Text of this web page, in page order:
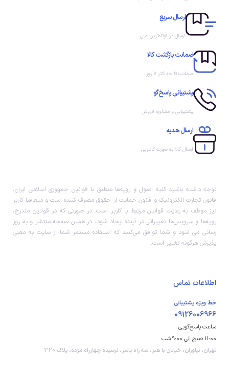
ارسال سریع
ارسال در کوتاه‌ترین زمان
ضمانت بازگشت کالا
ضمانت تا حداکثر ۷ روز
پشتیبانی پاسخ‌گو
پشتیبانی و مشاوره فروش
ارسال هدیه
ارسال کالا به صورت کادویی
توجه داشته باشید کلیه اصول و رویه‏‌ها منطبق با قوانین جمهوری اسلامی ایران،
قانون تجارت الکترونیک و قانون حمایت از حقوق مصرف کننده است و متعاقبا کاربر
نیز موظف به رعایت قوانین مرتبط با کاربر است. در صورتی که در قوانین مندرج،
رویه‏‌ها و سرویس‏‌ها تغییراتی در آینده ایجاد شود، در همین صفحه منتشر و به روز
رسانی می شود و شما توافق می‏‌کنید که استفاده مستمر شما از سایت به معنی
پذیرش هرگونه تغییر است.
اطلاعات تماس
خط ویژه پشتیبانی
09126006966
ساعت پاسخ‌گویی
11:00 صبح الی 9:00 شب
تهران، نیاوران، خیابان با هنر، سه راه یاسر، نرسیده چهارراه مژده، پلاک 320